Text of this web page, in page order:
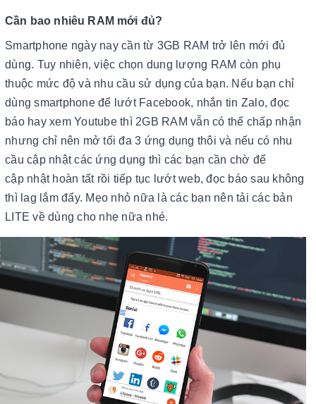
Cần bao nhiêu RAM mới đủ?
Smartphone ngày nay cần từ 3GB RAM trở lên mới đủ
dùng. Tuy nhiên, việc chọn dung lượng RAM còn phụ
thuộc mức độ và nhu cầu sử dụng của bạn. Nếu bạn chỉ
dùng smartphone để lướt Facebook, nhắn tin Zalo, đọc
báo hay xem Youtube thì 2GB RAM vẫn có thể chấp nhận
nhưng chỉ nên mở tối đa 3 ứng dụng thôi và nếu có nhu
cầu cập nhật các ứng dụng thì các bạn cần chờ để
cập nhật hoàn tất rồi tiếp tục lướt web, đọc báo sau không
thì lag lắm đấy. Mẹo nhỏ nữa là các bạn nên tải các bản
LITE về dùng cho nhẹ nữa nhé.